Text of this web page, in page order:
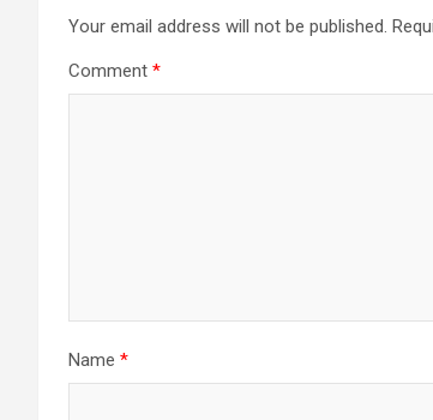
Your email address will not be published.
Comment *
Name *